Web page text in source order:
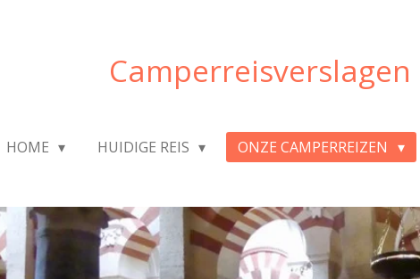
HOME HUIDIGE REIS ONZE CAMPERREIZEN